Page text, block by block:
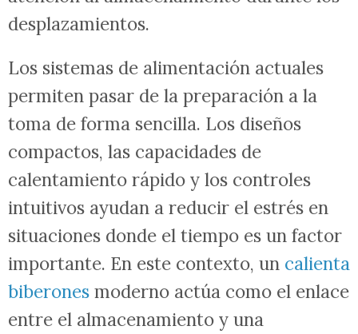
desplazamientos.
Los sistemas de alimentación actuales
permiten pasar de la preparación a la
toma de forma sencilla. Los diseños
compactos, las capacidades de
calentamiento rápido y los controles
intuitivos ayudan a reducir el estrés en
situaciones donde el tiempo es un factor
importante. En este contexto, un calienta
biberones moderno actúa como el enlace
entre el almacenamiento y una